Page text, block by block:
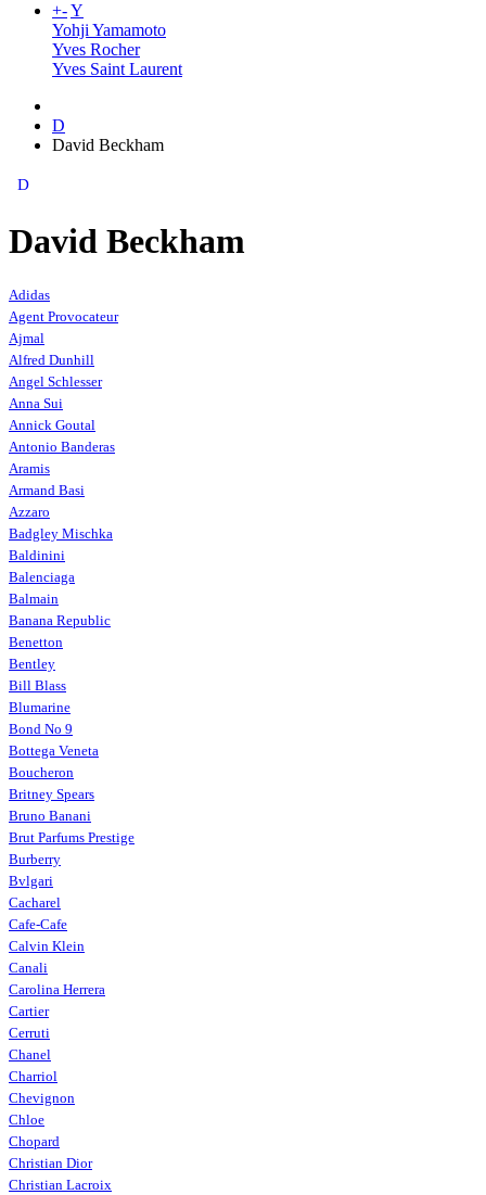
+-Y
Yohji Yamamoto
Yves Rocher
Yves Saint Laurent
D
David Beckham
D
David Beckham
Adidas
Agent Provocateur
Ajmal
Alfred Dunhill
Angel Schlesser
Anna Sui
Annick Goutal
Antonio Banderas
Aramis
Armand Basi
Azzaro
Badgley Mischka
Baldinini
Balenciaga
Balmain
Banana Republic
Benetton
Bentley
Bill Blass
Blumarine
Bond No 9
Bottega Veneta
Boucheron
Britney Spears
Bruno Banani
Brut Parfums Prestige
Burberry
Bvlgari
Cacharel
Cafe-Cafe
Calvin Klein
Canali
Carolina Herrera
Cartier
Cerruti
Chanel
Charriol
Chevignon
Chloe
Chopard
Christian Dior
Christian Lacroix